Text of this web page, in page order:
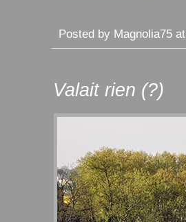
Posted by Magnolia75 at
Valait rien (?)